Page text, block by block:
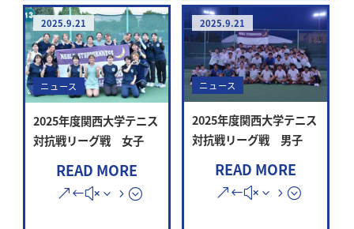
2025.9.21
ニュース
2025年度関西大学テニス
対抗戦リーグ戦 女子
READ MORE
2025.9.21
ニュース
2025年度関西大学テニス
対抗戦リーグ戦 男子
READ MORE